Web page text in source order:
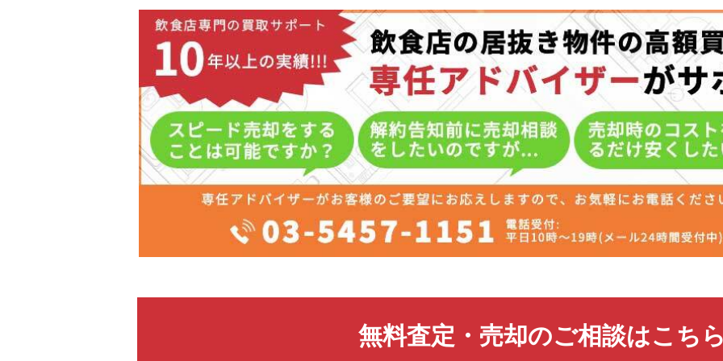
無料査定・売却のご相談はこち